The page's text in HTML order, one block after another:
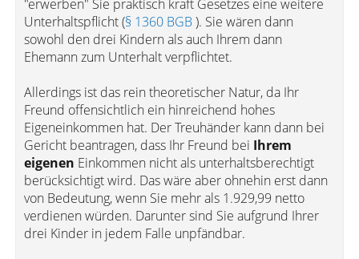
"erwerben" Sie praktisch kraft Gesetzes eine weitere
Unterhaltspflicht (§ 1360 BGB). Sie wären dann
sowohl den drei Kindern als auch Ihrem dann
Ehemann zum Unterhalt verpflichtet.
Allerdings ist das rein theoretischer Natur, da Ihr
Freund offensichtlich ein hinreichend hohes
Eigeneinkommen hat. Der Treuhänder kann dann bei
Gericht beantragen, dass Ihr Freund bei Ihrem
eigenen Einkommen nicht als unterhaltsberechtigt
berücksichtigt wird. Das wäre aber ohnehin erst dann
von Bedeutung, wenn Sie mehr als 1.929,99 netto
verdienen würden. Darunter sind Sie aufgrund Ihrer
drei Kinder in jedem Falle unpfändbar.